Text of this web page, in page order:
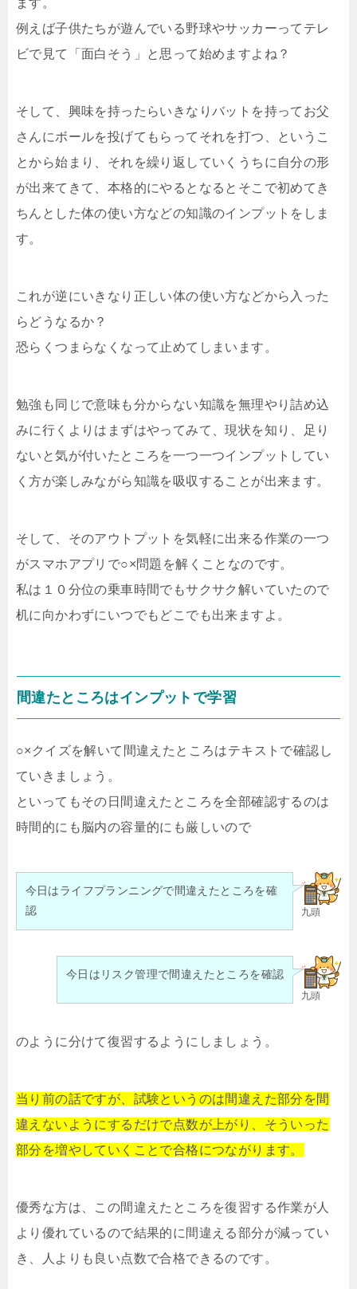
例えば子供たちが遊んでいる野球やサッカーってテレ
ビで見て「面白そう」と思って始めますよね？
そして、興味を持ったらいきなりバットを持ってお父
さんにボールを投げてもらってそれを打つ、というこ
とから始まり、それを繰り返していくうちに自分の形
が出来てきて、本格的にやるとなるとそこで初めてき
ちんとした体の使い方などの知識のインプットをしま
す。
これが逆にいきなり正しい体の使い方などから入った
らどうなるか？
恐らくつまらなくなって止めてしまいます。
勉強も同じで意味も分からない知識を無理やり詰め込
みに行くよりはまずはやってみて、現状を知り、足り
ないと気が付いたところを一つ一つインプットしてい
く方が楽しみながら知識を吸収することが出来ます。
そして、そのアウトプットを気軽に出来る作業の一つ
がスマホアプリで○×問題を解くことなのです。
私は１０分位の乗車時間でもサクサク解いていたので
机に向かわずにいつでもどこでも出来ますよ。
間違たところはインプットで学習
○×クイズを解いて間違えたところはテキストで確認し
ていきましょう。
といってもその日間違えたところを全部確認するのは
時間的にも脳内の容量的にも厳しいので
九頭
今日はライフプランニングで間違えたところを確
認
九頭
今日はリスク管理で間違えたところを確認
のように分けて復習するようにしましょう。
当り前の話ですが、試験というのは間違えた部分を間
違えないようにするだけで点数が上がり、そういった
部分を増やしていくことで合格につながります。
優秀な方は、この間違えたところを復習する作業が人
より優れているので結果的に間違える部分が減ってい
き、人よりも良い点数で合格できるのです。